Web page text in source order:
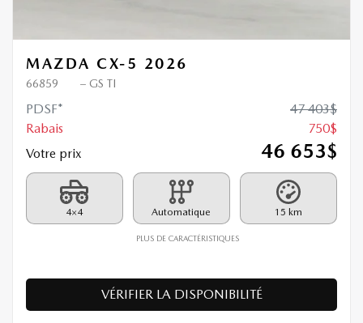
MAZDA CX-5 2026
66859 – GS TI
PDSF* 47 403$
Rabais
750$
Votre prix
46 653$
4×4 Automatique 15 km
PLUS DE CARACTÉRISTIQUES
VÉRIFIER LA DISPONIBILITÉ